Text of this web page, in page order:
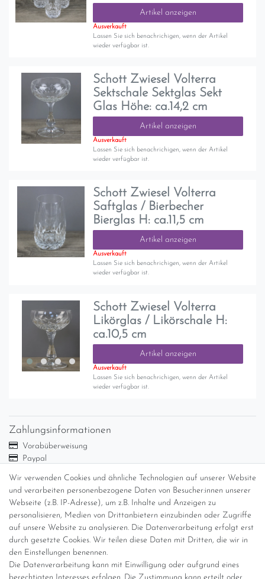
Artikel anzeigen
Ausverkauft
Lassen Sie sich benachrichigen, wenn der Artikel
wieder verfügbar ist.
Schott Zwiesel Volterra
Sektschale Sektglas Sekt
Glas Höhe: ca.14,2 cm
Artikel anzeigen
Ausverkauft
Lassen Sie sich benachrichigen, wenn der Artikel
wieder verfügbar ist.
Schott Zwiesel Volterra
Saftglas / Bierbecher
Bierglas H: ca.11,5 cm
Artikel anzeigen
Ausverkauft
Lassen Sie sich benachrichigen, wenn der Artikel
wieder verfügbar ist.
Schott Zwiesel Volterra
Likörglas / Likörschale H:
ca.10,5 cm
Artikel anzeigen
Ausverkauft
Lassen Sie sich benachrichigen, wenn der Artikel
wieder verfügbar ist.
Wir verwenden Cookies und ähnliche Technologien auf unserer Website
und verarbeiten personenbezogene Daten von Besucher:innen unserer
Webseite (z.B. IP-Adresse), um z.B. Inhalte und Anzeigen zu
personalisieren, Medien von Drittanbietern einzubinden oder Zugriffe
auf unsere Website zu analysieren. Die Datenverarbeitung erfolgt erst
durch gesetzte Cookies. Wir teilen diese Daten mit Dritten, die wir in
den Einstellungen benennen.
Die Datenverarbeitung kann mit Einwilligung oder aufgrund eines
Zahlungsinformationen
Vorabüberweisung
Paypal
Versandinformationen
Versand per GLS (6,90 Euro) oder DHL (8,49 Euro ) inkl. MwSt.
(innerhalb Deutschlands)
kostenfreie Lieferung ab 150 Euro Warenwert (innerhalb
Deutschlands)